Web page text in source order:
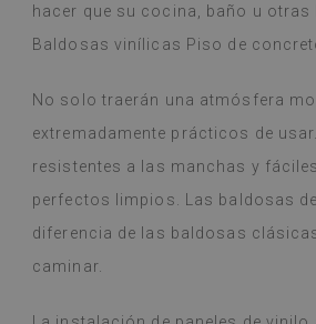
hacer que su cocina, baño u
Baldosas vinílicas Piso de
No solo traerán una atmósfera
extremadamente prácticos de
resistentes a las manchas y
perfectos limpios. Las baldosas
diferencia de las baldosas
caminar.